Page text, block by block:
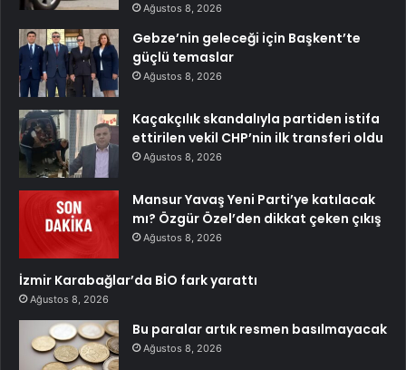
Ağustos 8, 2026
Gebze’nin geleceği için Başkent’te
güçlü temaslar
Ağustos 8, 2026
Kaçakçılık skandalıyla partiden istifa
ettirilen vekil CHP’nin ilk transferi oldu
Ağustos 8, 2026
Mansur Yavaş Yeni Parti’ye katılacak
mı? Özgür Özel’den dikkat çeken çıkış
Ağustos 8, 2026
İzmir Karabağlar’da BİO fark yarattı
Ağustos 8, 2026
Bu paralar artık resmen basılmayacak
Ağustos 8, 2026